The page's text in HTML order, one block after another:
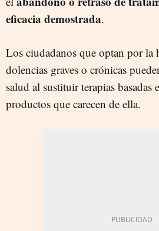
eficacia demostrada.
Los ciudadanos que optan por la
dolencias graves o crónicas
salud al sustituir terapias basadas
productos que carecen de ella.